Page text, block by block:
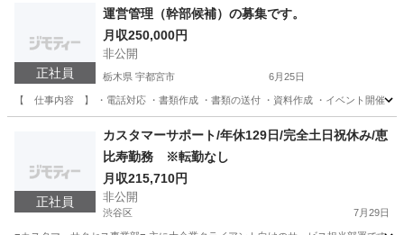
品質管理 未経験
正社員
運営管理（幹部候補）の募集です。
月収250,000円
非公開
栃木県 宇都宮市 6月25日
【 仕事内容 】 ・電話対応 ・書類作成 ・書類の送付 ・資料作成 ・イベント開催
営業企画 業務
正社員
カスタマーサポート/年休129日/完全土日祝休み/恵
比寿勤務 ※転勤なし
月収215,710円
非公開
渋谷区 7月29日